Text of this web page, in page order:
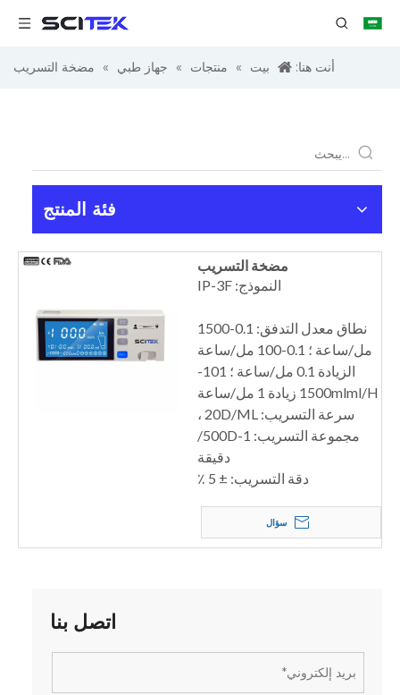
أنت هنا: بيت » منتجات » جهاز طبي » مضخة التسريب
فئة المنتج
مضخة التسريب
النموذج: IP-3F
نطاق معدل التدفق: 0.1-1500
مل/ساعة ؛ 0.1-100 مل/ساعة
الزيادة 0.1 مل/ساعة ؛ 101-
1500mlml/H زيادة 1 مل/ساعة
سرعة التسريب: 20D/ML ،
مجموعة التسريب: 1-500D/
دقيقة
دقة التسريب: ± 5 ٪
سؤال
اتصل بنا